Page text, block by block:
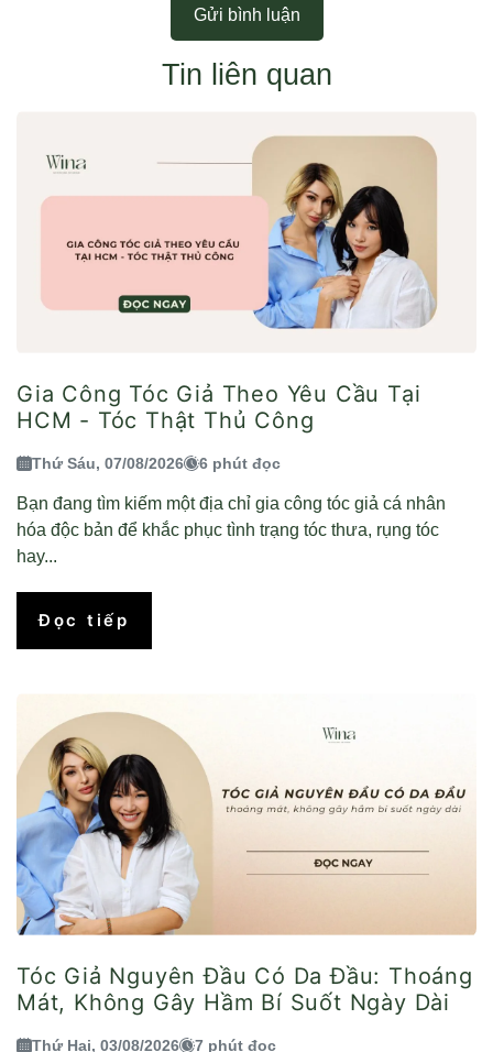
Gửi bình luận
Tin liên quan
Gia Công Tóc Giả Theo Yêu Cầu Tại
HCM - Tóc Thật Thủ Công
Thứ Sáu, 07/08/2026 6 phút đọc
Bạn đang tìm kiếm một địa chỉ gia công tóc giả cá nhân
hóa độc bản để khắc phục tình trạng tóc thưa, rụng tóc
hay...
Đọc tiếp
Tóc Giả Nguyên Đầu Có Da Đầu: Thoáng
Mát, Không Gây Hầm Bí Suốt Ngày Dài
Thứ Hai, 03/08/2026 7 phút đọc